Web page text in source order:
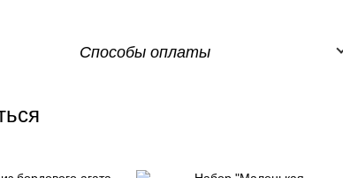
Способы оплаты